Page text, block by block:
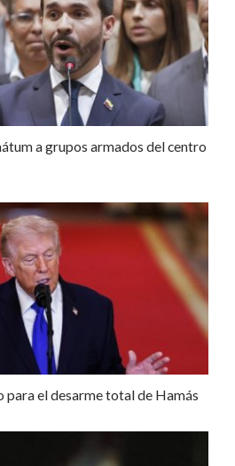
a grupos armados del centro
para el desarme total de Hamás